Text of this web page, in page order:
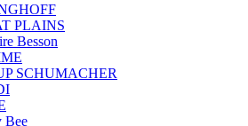
PLAINS
Besson
SCHUMACHER
Bee